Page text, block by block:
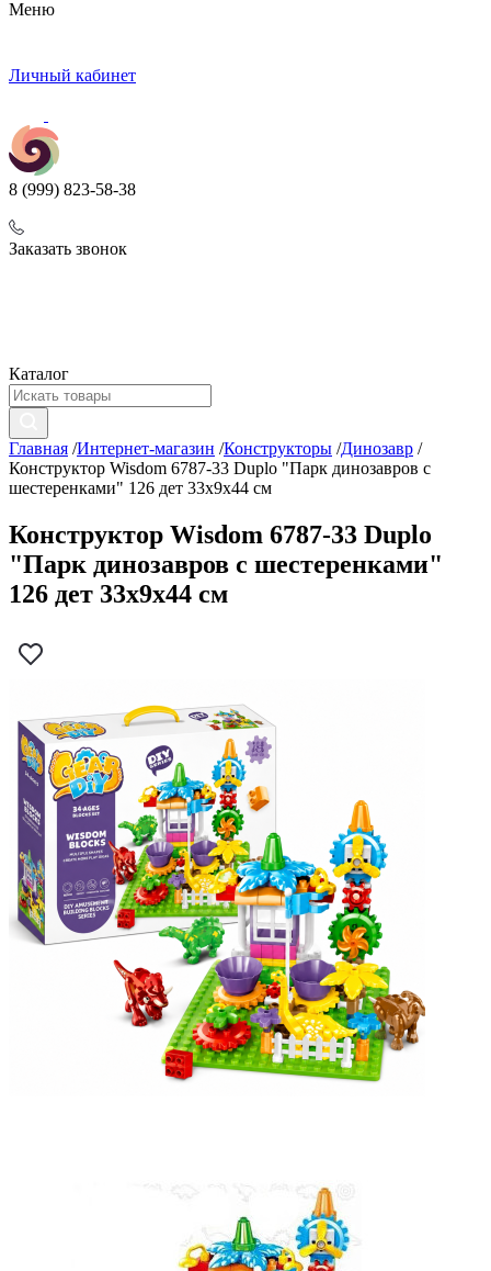
Меню
Личный кабинет
8 (999) 823-58-38
Заказать звонок
Каталог
Главная /Интернет-магазин /Конструкторы /Динозавр /
Конструктор Wisdom 6787-33 Duplo "Парк динозавров с
шестеренками" 126 дет 33х9х44 см
Конструктор Wisdom 6787-33 Duplo
"Парк динозавров с шестеренками"
126 дет 33х9х44 см